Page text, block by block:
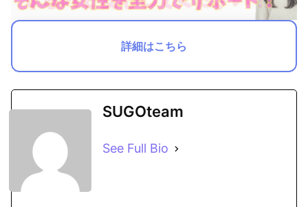
詳細はこちら
SUGOteam
See Full Bio